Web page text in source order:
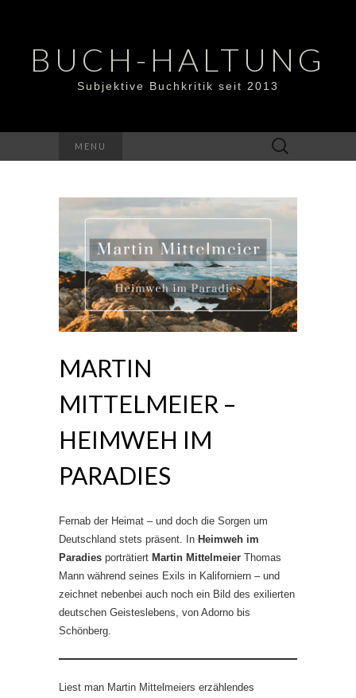
BUCH-HALTUNG
Subjektive Buchkritik seit 2013
MENU
Suchen
nach:
MARTIN
MITTELMEIER –
HEIMWEH IM
PARADIES
Fernab der Heimat – und doch die Sorgen um
Deutschland stets präsent. In Heimweh im
Paradies porträtiert Martin Mittelmeier Thomas
Mann während seines Exils in Kaliforniern – und
zeichnet nebenbei auch noch ein Bild des exilierten
deutschen Geisteslebens, von Adorno bis
Schönberg.
Liest man Martin Mittelmeiers erzählendes